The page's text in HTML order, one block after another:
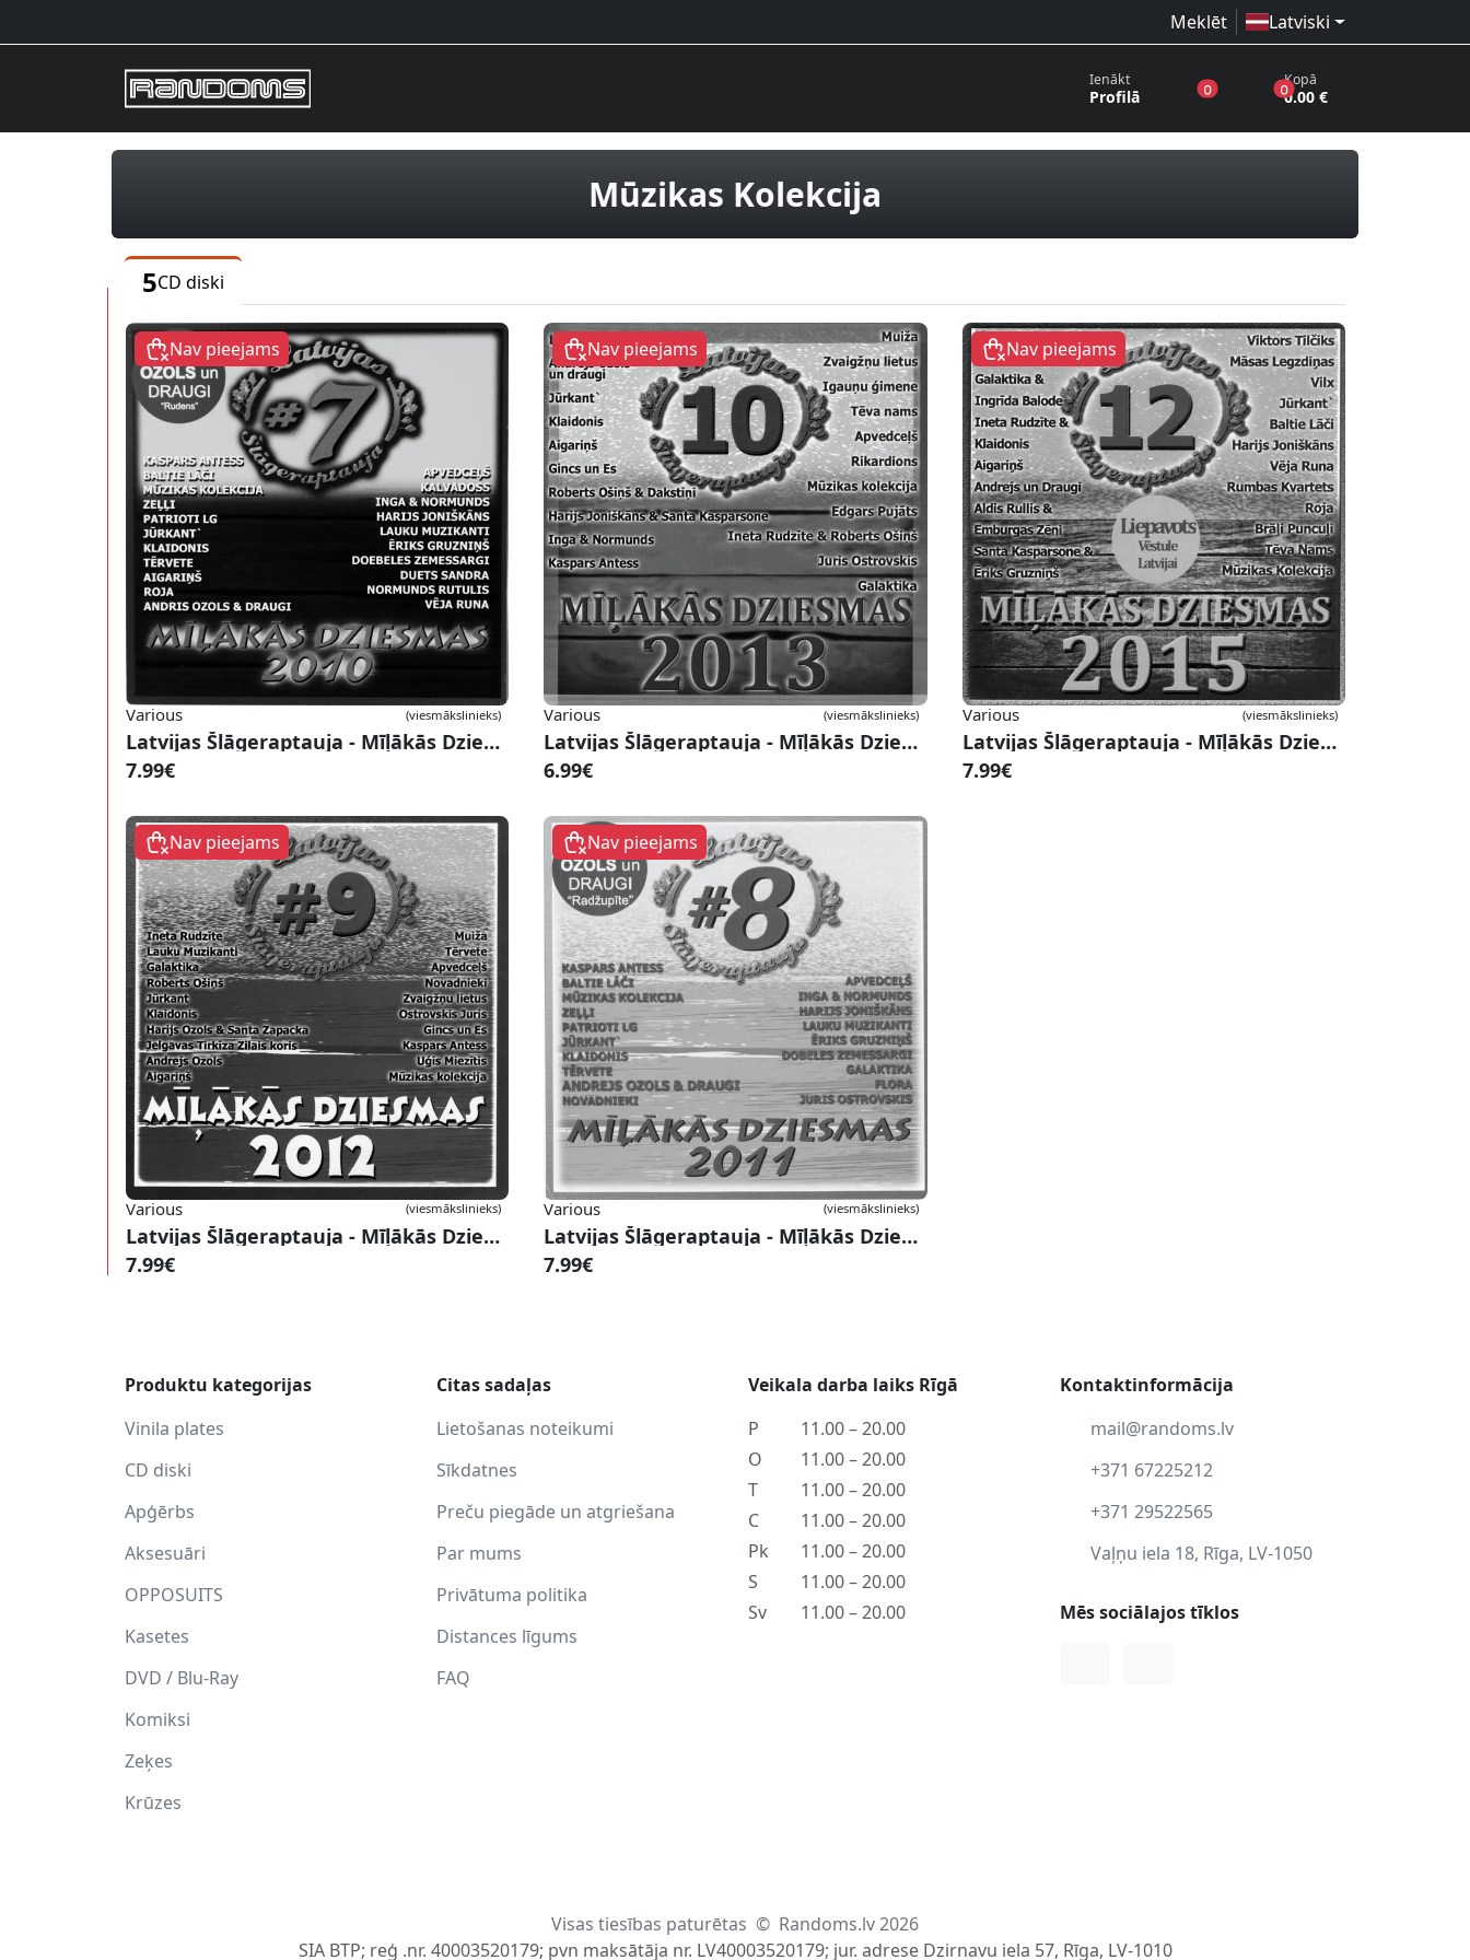
Meklēt Latviski
Ienākt
Profilā 0produkti vēlmju sarakstā
0produkti grozā
Kopā
0.00 €
Mūzikas Kolekcija
5CD diski
Nav pieejams
Various (viesmākslinieks)
Latvijas Šlāgeraptauja - Mīļākās Dziesmas 2010 #7
7.99€
Nav pieejams
Various (viesmākslinieks)
Latvijas Šlāgeraptauja - Mīļākās Dziesmas 2013 #10
6.99€
Nav pieejams
Various (viesmākslinieks)
Latvijas Šlāgeraptauja - Mīļākās Dziesmas 2015 #12
7.99€
Nav pieejams
Various (viesmākslinieks)
Latvijas Šlāgeraptauja - Mīļākās Dziesmas 2012 #9
7.99€
Nav pieejams
Various (viesmākslinieks)
Latvijas Šlāgeraptauja - Mīļākās Dziesmas 2011 #8
7.99€
Produktu kategorijas
Vinila plates
CD diski
Apģērbs
Aksesuāri
OPPOSUITS
Kasetes
DVD / Blu-Ray
Komiksi
Zeķes
Krūzes
Citas sadaļas
Lietošanas noteikumi
Sīkdatnes
Preču piegāde un atgriešana
Par mums
Privātuma politika
Distances līgums
FAQ
Veikala darba laiks Rīgā
P
11.00 – 20.00
O
11.00 – 20.00
T
11.00 – 20.00
C
11.00 – 20.00
Pk
11.00 – 20.00
S
11.00 – 20.00
Sv
11.00 – 20.00
Kontaktinformācija
mail@randoms.lv
+371 67225212
+371 29522565
Vaļņu iela 18, Rīga, LV-1050
Mēs sociālajos tīklos
Visas tiesības paturētas © Randoms.lv 2026
SIA BTP; reģ .nr. 40003520179; pvn maksātāja nr. LV40003520179; jur. adrese Dzirnavu iela 57, Rīga, LV-1010